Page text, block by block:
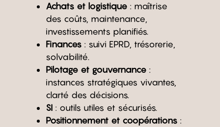
Achats et logistique: maîtrise
des coûts, maintenance,
investissements planifiés.
Finances: suivi EPRD, trésorerie,
solvabilité.
Pilotage et gouvernance:
instances stratégiques vivantes,
clarté des décisions.
SI: outils utiles et sécurisés.
Positionnement et coopérations: